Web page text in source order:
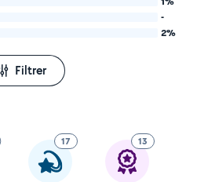
-
2%
Filtrer
17 13